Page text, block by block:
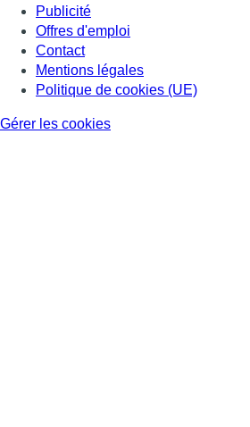
Publicité
Offres d'emploi
Contact
Mentions légales
Politique de cookies (UE)
Gérer les cookies